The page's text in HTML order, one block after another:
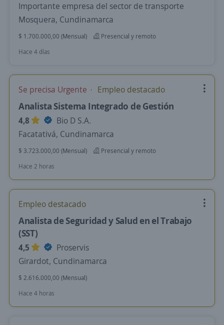
Importante empresa del sector de transporte
Mosquera, Cundinamarca
$ 1.700.000,00 (Mensual)
Presencial y remoto
Hace 4 días
Se precisa Urgente Empleo destacado
Analista Sistema Integrado de Gestión
4,8
Bio D S.A.
Facatativá, Cundinamarca
$ 3.723.000,00 (Mensual)
Presencial y remoto
Hace 2 horas
Empleo destacado
Analista de Seguridad y Salud en el Trabajo
(SST)
4,5
Proservis
Girardot, Cundinamarca
$ 2.616.000,00 (Mensual)
Hace 4 horas